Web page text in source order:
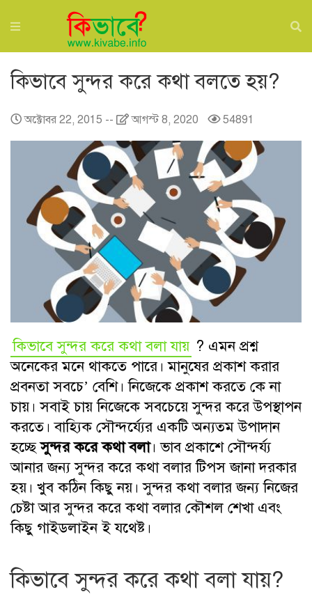
কিভাবে সুন্দর করে কথা বলতে হয়?
অক্টোবর 22, 2015 -- আগস্ট 8, 2020 54891
কিভাবে সুন্দর করে কথা বলা যায় ? এমন প্রশ্ন
অনেকের মনে থাকতে পারে। মানুষের প্রকাশ করার
প্রবনতা সবচে’ বেশি। নিজেকে প্রকাশ করতে কে না
চায়। সবাই চায় নিজেকে সবচেয়ে সুন্দর করে উপস্থাপন
করতে। বাহ্যিক সৌন্দর্য্যের একটি অন্যতম উপাদান
হচ্ছেসুন্দর করে কথা বলা। ভাব প্রকাশে সৌন্দর্য্য
আনার জন্য সুন্দর করে কথা বলার টিপস জানা দরকার
হয়। খুব কঠিন কিছু নয়। সুন্দর কথা বলার জন্য নিজের
চেষ্টা আর সুন্দর করে কথা বলার কৌশল শেখা এবং
কিছু গাইডলাইন ই যথেষ্ট।
কিভাবে সুন্দর করে কথা বলা যায়?